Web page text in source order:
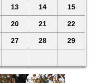
13 14 15
20 21 22
27 28 29